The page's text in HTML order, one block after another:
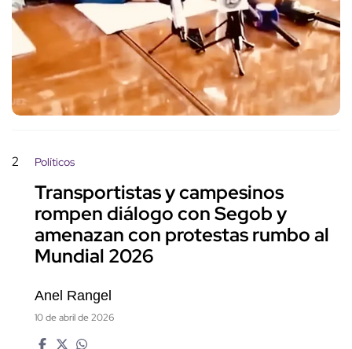
2 Políticos
Transportistas y campesinos
rompen diálogo con Segob y
amenazan con protestas rumbo al
Mundial 2026
Anel Rangel
10 de abril de 2026